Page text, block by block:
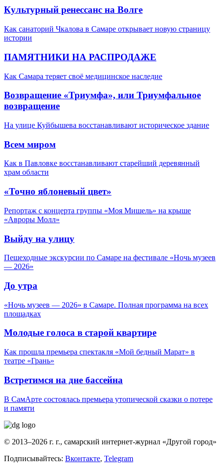
Культурный ренессанс на Волге
Как санаторий Чкалова в Самаре открывает новую страницу
истории
ПАМЯТНИКИ НА РАСПРОДАЖЕ
Как Самара теряет своё медицинское наследие
Возвращение «Триумфа», или Триумфальное
возвращение
На улице Куйбышева восстанавливают историческое здание
Всем миром
Как в Павловке восстанавливают старейший деревянный
храм области
«Точно яблоневый цвет»
Репортаж с концерта группы «Моя Мишель» на крыше
«Авроры Молл»
Выйду на улицу
Пешеходные экскурсии по Самаре на фестивале «Ночь музеев
— 2026»
До утра
«Ночь музеев — 2026» в Самаре. Полная программа на всех
площадках
Молодые голоса в старой квартире
Как прошла премьера спектакля «Мой бедный Марат» в
театре «Грань»
Встретимся на дне бассейна
В СамАрте состоялась премьера утопической сказки о потере
и памяти
© 2013–2026 г. г., самарский интернет-журнал «Другой город»
Подписывайтесь: Вконтакте, Telegram